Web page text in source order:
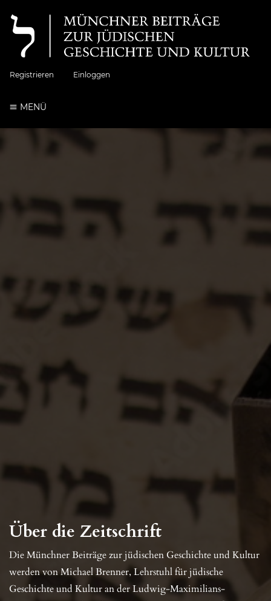
Registrieren Einloggen
MENÜ
Über die Zeitschrift
Die Münchner Beiträge zur jüdischen Geschichte und Kultur
werden von Michael Brenner, Lehrstuhl für jüdische
Geschichte und Kultur an der Ludwig-Maximilians-